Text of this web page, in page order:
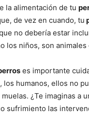
la alimentación de tu
de vez en cuando, tu
no debería estar
los niños, son animales
es importante
los humanos, ellos no
¿Te imaginas a
sufrimiento las